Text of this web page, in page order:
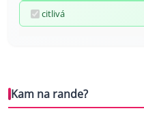
citlivá
Kam na rande?